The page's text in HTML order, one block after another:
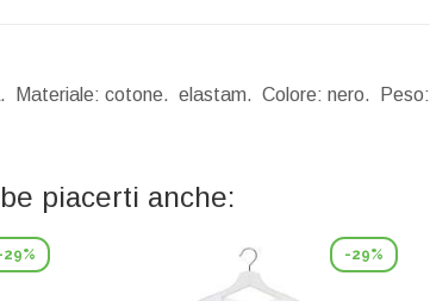
Materiale: cotone. elastam. Colore: nero. Peso:
piacerti anche:
29% -29%